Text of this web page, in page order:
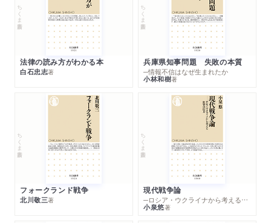
ちくま新書
法律の読み方がわかる本
白石忠志著
ちくま新書
兵庫県知事問題 失敗の本質
─情報不信はなぜ生まれたか
小林和樹著
ちくま新書
フォークランド戦争
北川敬三著
ちくま新書
現代戦争論
─ロシア・ウクライナから考える世界の行方
小泉悠著